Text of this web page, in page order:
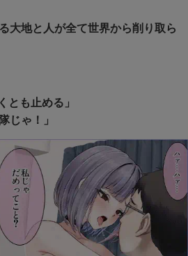
大地と人が全て世界から削り取ら
とも止める」
じゃ！」